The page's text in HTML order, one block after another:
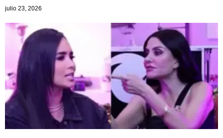
julio 23, 2026